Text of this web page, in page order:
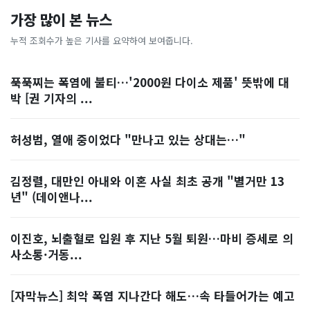
가장 많이 본 뉴스
누적 조회수가 높은 기사를 요약하여 보여줍니다.
푹푹찌는 폭염에 불티…'2000원 다이소 제품' 뜻밖에 대
박 [권 기자의 ...
허성범, 열애 중이었다 "만나고 있는 상대는…"
김정렬, 대만인 아내와 이혼 사실 최초 공개 "별거만 13
년" (데이앤나...
이진호, 뇌출혈로 입원 후 지난 5월 퇴원…마비 증세로 의
사소통·거동...
[자막뉴스] 최악 폭염 지나간다 해도…속 타들어가는 예고